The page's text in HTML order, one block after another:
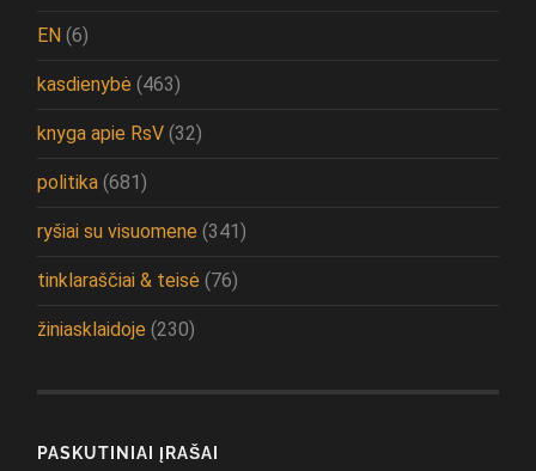
EN (6)
kasdienybė (463)
knyga apie RsV (32)
politika (681)
ryšiai su visuomene (341)
tinklaraščiai & teisė (76)
žiniasklaidoje (230)
PASKUTINIAI ĮRAŠAI